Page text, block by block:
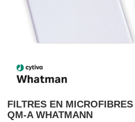
FILTRES EN
QM-A WHATMANN